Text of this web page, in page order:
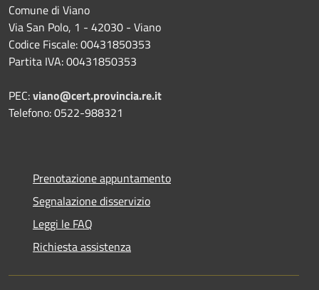
Comune di Viano
Via San Polo, 1 - 42030 - Viano
Codice Fiscale: 00431850353
Partita IVA: 00431850353
PEC:viano@cert.provincia.re.it
Telefono: 0522-988321
Prenotazione appuntamento
Segnalazione disservizio
Leggi le FAQ
Richiesta assistenza